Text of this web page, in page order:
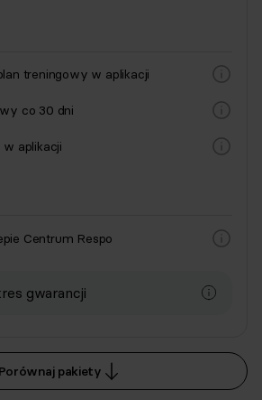
treningowy w aplikacji
co 30 dni
aplikacji
Centrum Respo
gwarancji
Porównaj pakiety